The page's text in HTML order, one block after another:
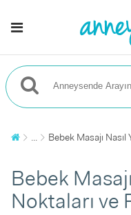
... Bebek Masajı Nasıl
Bebek
Noktaları ve